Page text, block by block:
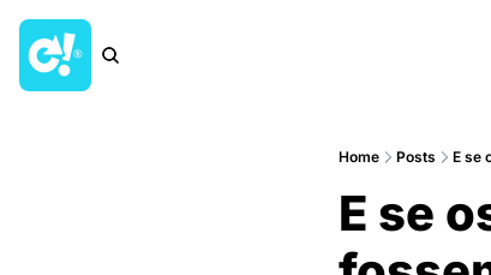
Home Posts E se
E se